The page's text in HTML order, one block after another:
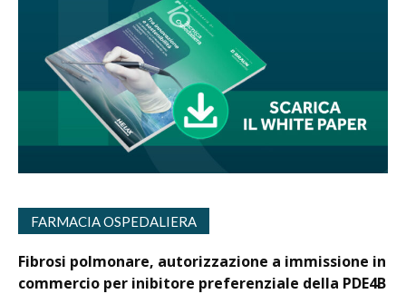
FARMACIA OSPEDALIERA
Fibrosi polmonare, autorizzazione a immissione in
commercio per inibitore preferenziale della PDE4B